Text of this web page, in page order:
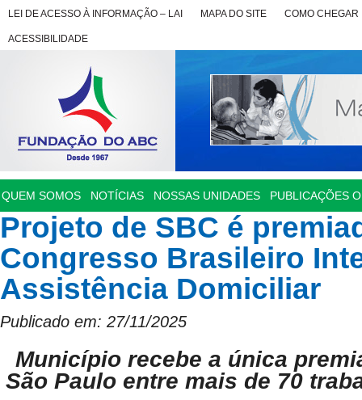
LEI DE ACESSO À INFORMAÇÃO – LAI MAPA DO SITE COMO CHEGAR
ACESSIBILIDADE
QUEM SOMOS NOTÍCIAS NOSSAS UNIDADES PUBLICAÇÕES
Projeto de SBC é
Congresso Brasileiro
Assistência Domiciliar
Publicado em: 27/11/2025
Município recebe a única
São Paulo entre mais de 70